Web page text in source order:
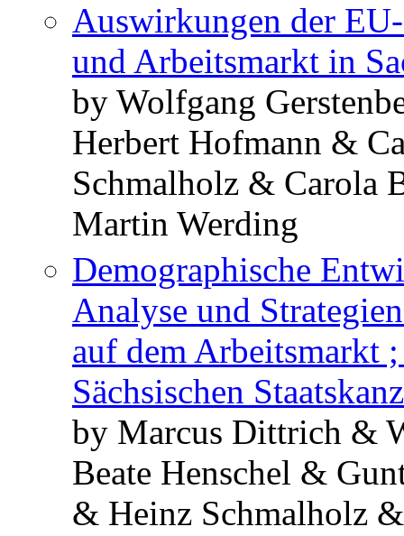
Auswirkungen der
und Arbeitsmarkt in
by Wolfgang
Herbert Hofmann &
Schmalholz & Carola
Martin Werding
Demographische
Analyse und
auf dem Arbeitsmarkt
Sächsischen
by Marcus Dittrich &
Beate Henschel &
& Heinz Schmalholz